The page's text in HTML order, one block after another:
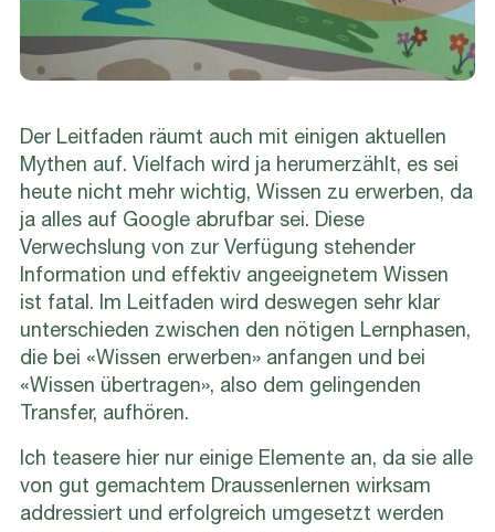
Der Leitfaden räumt auch mit einigen aktuellen
Mythen auf. Vielfach wird ja herumerzählt, es sei
heute nicht mehr wichtig, Wissen zu erwerben, da
ja alles auf Google abrufbar sei. Diese
Verwechslung von zur Verfügung stehender
Information und effektiv angeeignetem Wissen
ist fatal. Im Leitfaden wird deswegen sehr klar
unterschieden zwischen den nötigen Lernphasen,
die bei «Wissen erwerben» anfangen und bei
«Wissen übertragen», also dem gelingenden
Transfer, aufhören.
Ich teasere hier nur einige Elemente an, da sie alle
von gut gemachtem Draussenlernen wirksam
addressiert und erfolgreich umgesetzt werden